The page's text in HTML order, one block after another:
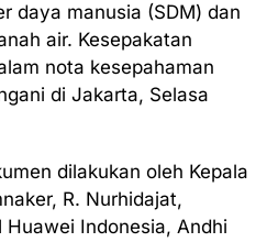
daya manusia (SDM) dan
air. Kesepakatan
nota kesepahaman
di Jakarta, Selasa
dilakukan oleh Kepala
R. Nurhidajat,
Huawei Indonesia, Andhi